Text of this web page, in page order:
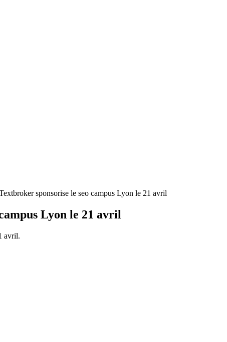
sponsorise le seo campus Lyon le 21 avril
Lyon le 21 avril
avril.